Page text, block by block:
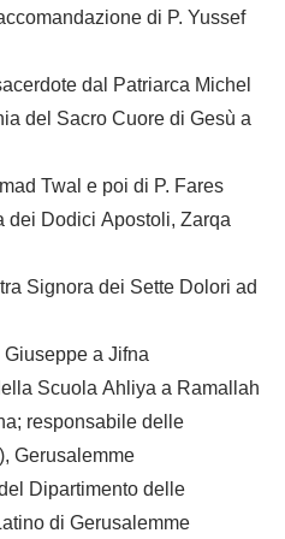
di P. Yussef
dal Patriarca Michel
del Sacro Cuore di Gesù a
Twal e poi di P. Fares
Dodici Apostoli, Zarqa
Signora dei Sette Dolori ad
a Jifna
Scuola Ahliya a Ramallah
responsabile delle
Gerusalemme
Dipartimento delle
di Gerusalemme